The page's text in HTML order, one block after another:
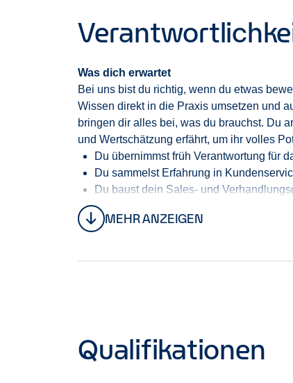
MEHR ANZEIGEN
Was dich erwartet
Bei uns bist du richtig, wenn du etwas
Wissen direkt in die Praxis umsetzen und
bringen dir alles bei, was du brauchst. Du
und Wertschätzung erfährt, um ihr volles
Du übernimmst früh Verantwortung für
Du sammelst Erfahrung in
Du baust dein Sales- und
Du baust echte Kundenbeziehungen
Du entwickelst dein unternehmerisches
Qualifikationen